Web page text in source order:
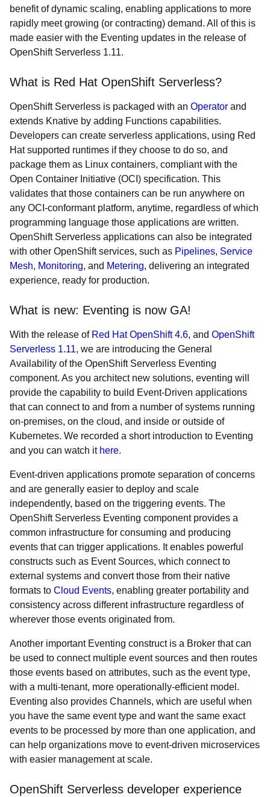
benefit of dynamic scaling, enabling applications to more
rapidly meet growing (or contracting) demand. All of this is
made easier with the Eventing updates in the release of
OpenShift Serverless 1.11.
What is Red Hat OpenShift Serverless?
OpenShift Serverless is packaged with an Operator and
extends Knative by adding Functions capabilities.
Developers can create serverless applications, using Red
Hat supported runtimes if they choose to do so, and
package them as Linux containers, compliant with the
Open Container Initiative (OCI) specification. This
validates that those containers can be run anywhere on
any OCI-conformant platform, anytime, regardless of which
programming language those applications are written.
OpenShift Serverless applications can also be integrated
with other OpenShift services, such as Pipelines, Service
Mesh, Monitoring, and Metering, delivering an integrated
experience, ready for production.
What is new: Eventing is now GA!
With the release of Red Hat OpenShift 4.6, and OpenShift
Serverless 1.11, we are introducing the General
Availability of the OpenShift Serverless Eventing
component. As you architect new solutions, eventing will
provide the capability to build Event-Driven applications
that can connect to and from a number of systems running
on-premises, on the cloud, and inside or outside of
Kubernetes. We recorded a short introduction to Eventing
and you can watch it here.
Event-driven applications promote separation of concerns
and are generally easier to deploy and scale
independently, based on the triggering events. The
OpenShift Serverless Eventing component provides a
common infrastructure for consuming and producing
events that can trigger applications. It enables powerful
constructs such as Event Sources, which connect to
external systems and convert those from their native
formats to Cloud Events, enabling greater portability and
consistency across different infrastructure regardless of
wherever those events originated from.
Another important Eventing construct is a Broker that can
be used to connect multiple event sources and then routes
those events based on attributes, such as the event type,
with a multi-tenant, more operationally-efficient model.
Eventing also provides Channels, which are useful when
you have the same event type and want the same exact
events to be processed by more than one application, and
can help organizations move to event-driven microservices
with easier management at scale.
OpenShift Serverless developer experience